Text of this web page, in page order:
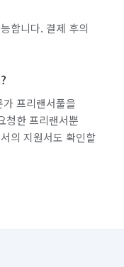
합니다. 결제 후의
프리랜서풀을
청한 프리랜서뿐
의 지원서도 확인할